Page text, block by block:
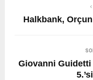
Halkbank, Orçun
Giovanni